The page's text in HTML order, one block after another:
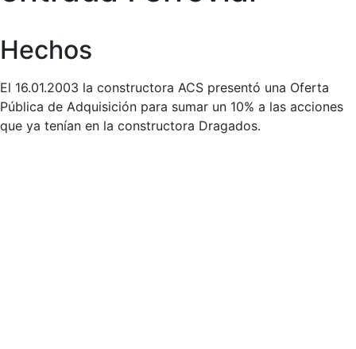
Hechos
El 16.01.2003 la constructora ACS presentó una Oferta
Pública de Adquisición para sumar un 10% a las acciones
que ya tenían en la constructora Dragados.